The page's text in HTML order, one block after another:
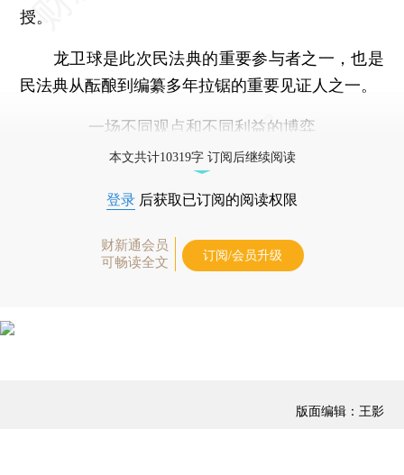
授。
龙卫球是此次民法典的重要参与者之一，也是
民法典从酝酿到编纂多年拉锯的重要见证人之一。
一场不同观点和不同利益的博弈
本文共计10319字 订阅后继续阅读
登录 后获取已订阅的阅读权限
财新通会员
可畅读全文
订阅/会员升级
版面编辑：王影